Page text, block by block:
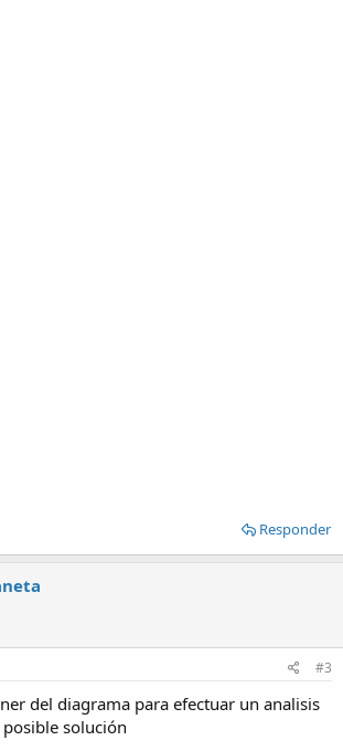
Responder
#3
del diagrama para efectuar un analisis
solución